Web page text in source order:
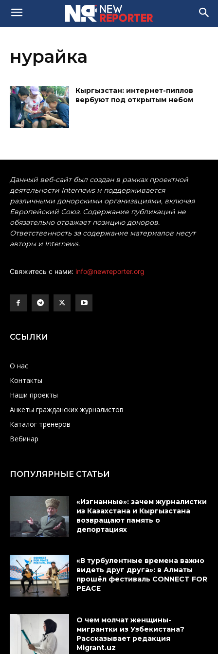
нурайка
Кыргызстан: интернет-пиплов
вербуют под открытым небом
Данный веб-сайт был создан в рамках проектной
деятельности Internews и поддерживается
различными донорскими организациями, включая
Европейский Союз. Содержание публикаций не
обязательно отражает позицию доноров.
Ответственность за содержание материалов несут
авторы и Internews.
Свяжитесь с нами: info@newreporter.org
ССЫЛКИ
О нас
Контакты
Наши проекты
Анкеты гражданских журналистов
Каталог тренеров
Вебинар
ПОПУЛЯРНЫЕ СТАТЬИ
«Изгнанные»: зачем журналистки
из Казахстана и Кыргызстана
возвращают память о
депортациях
«В турбулентные времена важно
видеть друг друга»: в Алматы
прошёл фестиваль CONNECT FOR
PEACE
О чем молчат женщины-
мигрантки из Узбекистана?
Рассказывает редакция
Migrant.uz